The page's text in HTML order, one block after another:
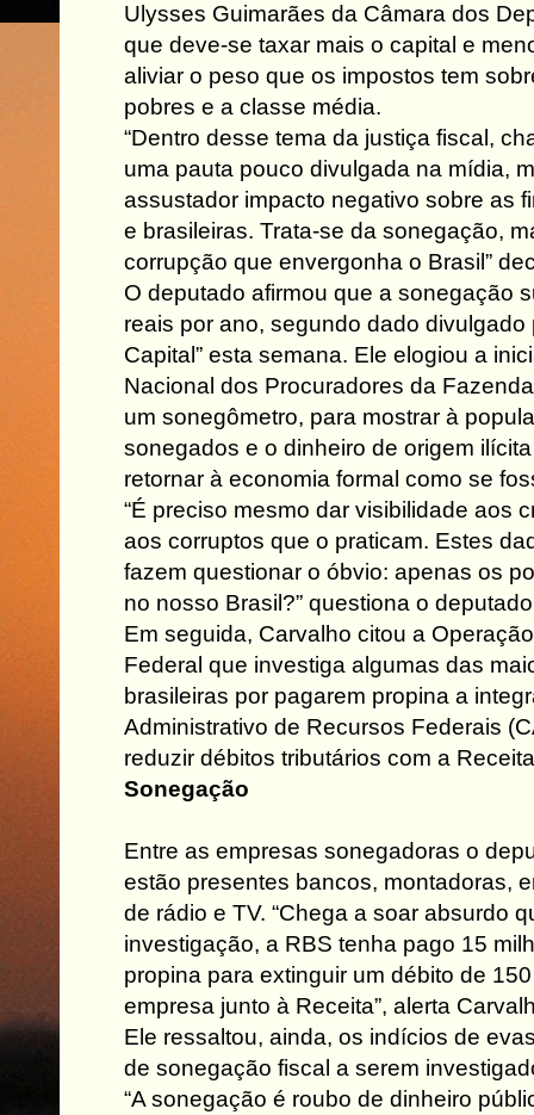
Ulysses Guimarães da Câmara dos
que deve-se taxar mais o capital e
aliviar o peso que os impostos tem
pobres e a classe média.
“Dentro desse tema da justiça fiscal,
uma pauta pouco divulgada na mídia,
assustador impacto negativo sobre as
e brasileiras. Trata-se da sonegação,
corrupção que envergonha o Brasil”
O deputado afirmou que a sonegação
reais por ano, segundo dado divulgado
Capital” esta semana. Ele elogiou a
Nacional dos Procuradores da
um sonegômetro, para mostrar à
sonegados e o dinheiro de origem
retornar à economia formal como se
“É preciso mesmo dar visibilidade aos
aos corruptos que o praticam. Estes
fazem questionar o óbvio: apenas os
no nosso Brasil?” questiona o
Em seguida, Carvalho citou a
Federal que investiga algumas das
brasileiras por pagarem propina a
Administrativo de Recursos Federais
reduzir débitos tributários com a
Sonegação
Entre as empresas sonegadoras o
estão presentes bancos, montadoras,
de rádio e TV. “Chega a soar absurdo
investigação, a RBS tenha pago 15
propina para extinguir um débito de
empresa junto à Receita”, alerta
Ele ressaltou, ainda, os indícios de
de sonegação fiscal a serem
“A sonegação é roubo de dinheiro